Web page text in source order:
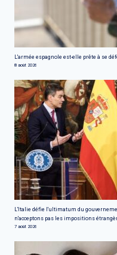
L'armée espagnole est-elle prête à se
8 août 2026
L'Italie défie l'ultimatum du
n'acceptons pas les impositions
7 août 2026